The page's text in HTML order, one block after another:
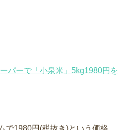
パーで「小泉米」5kg1980円を